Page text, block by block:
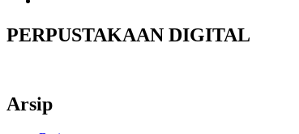
PERPUSTAKAAN DIGITAL
Arsip